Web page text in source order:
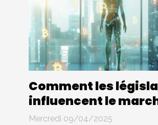
Comment les
influencent le
cryptomonnaies
Mercredi 09/04/2025